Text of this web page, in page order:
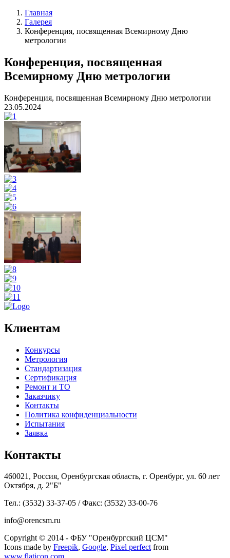
Главная
Галерея
Конференция, посвященная Всемирному Дню
метрологии
Конференция, посвященная
Всемирному Дню метрологии
Конференция, посвященная Всемирному Дню метрологии
23.05.2024
Клиентам
Конкурсы
Метрология
Стандартизация
Сертификация
Ремонт и ТО
Заказчику
Контакты
Политика конфиденциальности
Испытания
Заявка
Контакты
460021, Россия, Оренбургская область, г. Оренбург, ул. 60 лет
Октября, д. 2"Б"
Тел.: (3532) 33-37-05 / Факс: (3532) 33-00-76
info@orencsm.ru
Copyright © 2014 - ФБУ "Оренбургский ЦСМ"
Icons made by Freepik, Google, Pixel perfectfrom